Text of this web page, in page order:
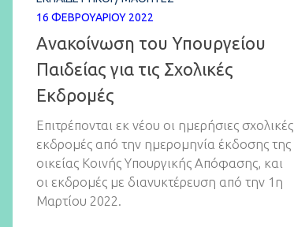
16 ΦΕΒΡΟΥΑΡΊΟΥ 2022
Ανακοίνωση του Υπουργείου
Παιδείας για τις Σχολικές
Εκδρομές
Επιτρέπονται εκ νέου οι ημερήσιες σχολικές
εκδρομές από την ημερομηνία έκδοσης της
οικείας Κοινής Υπουργικής Απόφασης, και
οι εκδρομές με διανυκτέρευση από την 1η
Μαρτίου 2022.